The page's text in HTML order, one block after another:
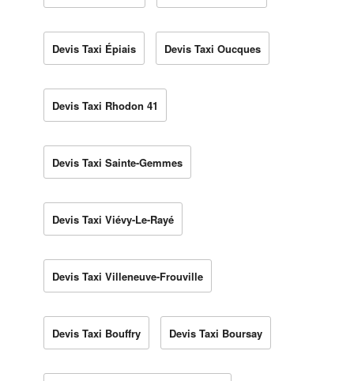
Devis Taxi Épiais Devis Taxi Oucques
Devis Taxi Rhodon 41
Devis Taxi Sainte-Gemmes
Devis Taxi Viévy-Le-Rayé
Devis Taxi Villeneuve-Frouville
Devis Taxi Bouffry Devis Taxi Boursay